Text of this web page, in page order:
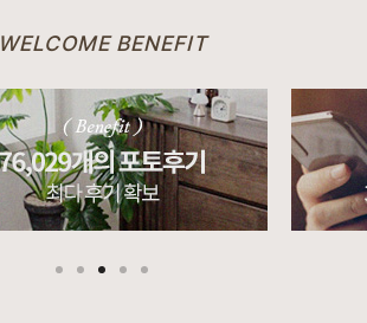
WELCOME BENEFIT